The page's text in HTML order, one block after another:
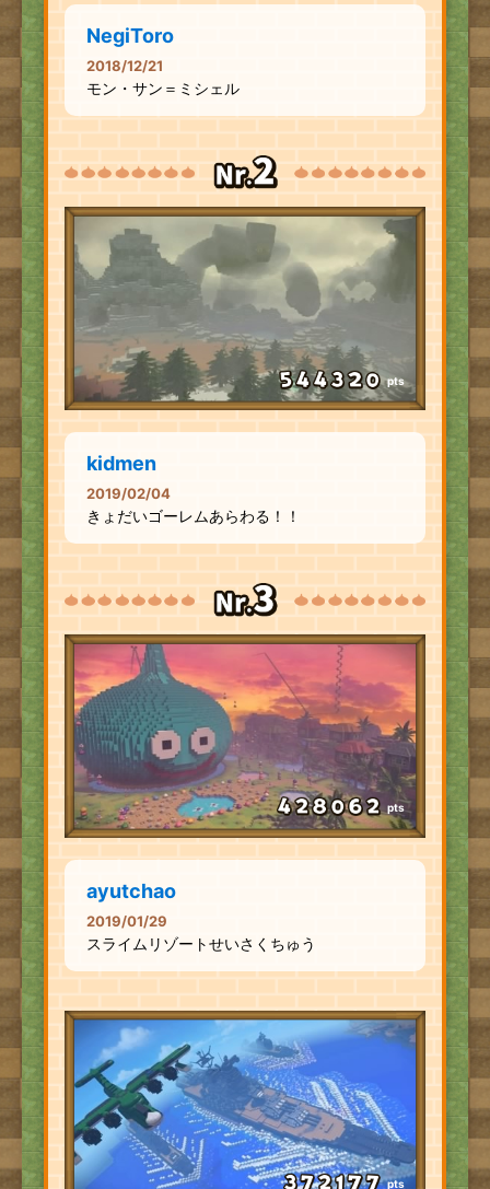
NegiToro
2018/12/21
モン・サン＝ミシェル
pts
kidmen
2019/02/04
きょだいゴーレムあらわる！！
pts
ayutchao
2019/01/29
スライムリゾートせいさくちゅう
pts